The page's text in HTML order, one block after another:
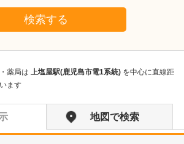
検索する
薬局は 上塩屋駅(鹿児島市電1系統) を中心に直線距
ます
地図で検索